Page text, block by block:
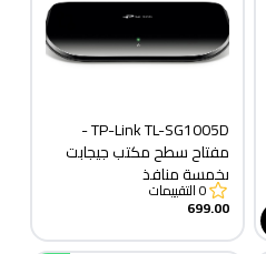
TP-Link TL-SG1005D -
مفتاح سطح مكتب جيجابت
بخمسة منافذ
0التقييمات
699.00